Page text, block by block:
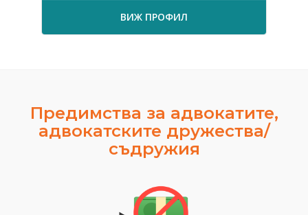
ВИЖ ПРОФИЛ
Предимства за адвокатите,
адвокатските дружества/
съдружия